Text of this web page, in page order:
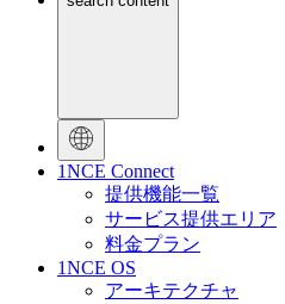
1NCE Connect
提供機能一覧
サービス提供エリア
料金プラン
1NCE OS
アーキテクチャ